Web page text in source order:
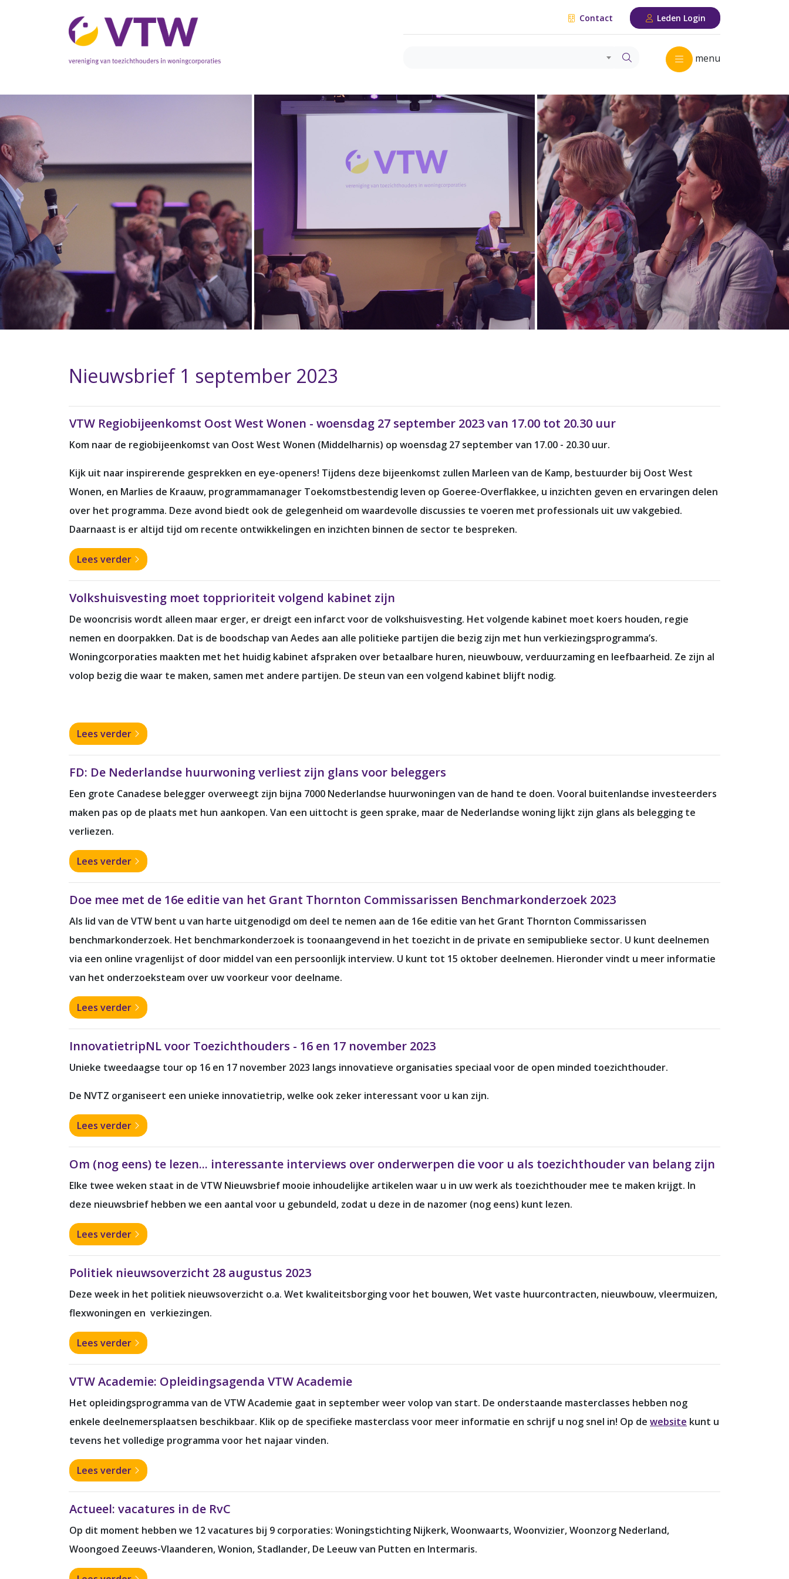
Contact Leden Login
menu
Nieuwsbrief 1 september 2023
VTW Regiobijeenkomst Oost West Wonen - woensdag 27 september 2023 van 17.00 tot 20.30 uur
Kom naar de regiobijeenkomst van Oost West Wonen (Middelharnis) op woensdag 27 september van 17.00 - 20.30 uur.
Kijk uit naar inspirerende gesprekken en eye-openers! Tijdens deze bijeenkomst zullen Marleen van de Kamp, bestuurder bij Oost West
Wonen, en Marlies de Kraauw, programmamanager Toekomstbestendig leven op Goeree-Overflakkee, u inzichten geven en ervaringen delen
over het programma. Deze avond biedt ook de gelegenheid om waardevolle discussies te voeren met professionals uit uw vakgebied.
Daarnaast is er altijd tijd om recente ontwikkelingen en inzichten binnen de sector te bespreken.
Lees verder
Volkshuisvesting moet topprioriteit volgend kabinet zijn
De wooncrisis wordt alleen maar erger, er dreigt een infarct voor de volkshuisvesting. Het volgende kabinet moet koers houden, regie
nemen en doorpakken. Dat is de boodschap van Aedes aan alle politieke partijen die bezig zijn met hun verkiezingsprogramma’s.
Woningcorporaties maakten met het huidig kabinet afspraken over betaalbare huren, nieuwbouw, verduurzaming en leefbaarheid. Ze zijn al
volop bezig die waar te maken, samen met andere partijen. De steun van een volgend kabinet blijft nodig.
Lees verder
FD: De Nederlandse huurwoning verliest zijn glans voor beleggers
Een grote Canadese belegger overweegt zijn bijna 7000 Nederlandse huurwoningen van de hand te doen. Vooral buitenlandse investeerders
maken pas op de plaats met hun aankopen. Van een uittocht is geen sprake, maar de Nederlandse woning lijkt zijn glans als belegging te
verliezen.
Lees verder
Doe mee met de 16e editie van het Grant Thornton Commissarissen Benchmarkonderzoek 2023
Als lid van de VTW bent u van harte uitgenodigd om deel te nemen aan de 16e editie van het Grant Thornton Commissarissen
benchmarkonderzoek. Het benchmarkonderzoek is toonaangevend in het toezicht in de private en semipublieke sector. U kunt deelnemen
via een online vragenlijst of door middel van een persoonlijk interview. U kunt tot 15 oktober deelnemen. Hieronder vindt u meer informatie
van het onderzoeksteam over uw voorkeur voor deelname.
Lees verder
InnovatietripNL voor Toezichthouders - 16 en 17 november 2023
Unieke tweedaagse tour op 16 en 17 november 2023 langs innovatieve organisaties speciaal voor de open minded toezichthouder.
De NVTZ organiseert een unieke innovatietrip, welke ook zeker interessant voor u kan zijn.
Lees verder
Om (nog eens) te lezen... interessante interviews over onderwerpen die voor u als toezichthouder van belang zijn
Elke twee weken staat in de VTW Nieuwsbrief mooie inhoudelijke artikelen waar u in uw werk als toezichthouder mee te maken krijgt. In
deze nieuwsbrief hebben we een aantal voor u gebundeld, zodat u deze in de nazomer (nog eens) kunt lezen.
Lees verder
Politiek nieuwsoverzicht 28 augustus 2023
Deze week in het politiek nieuwsoverzicht o.a. Wet kwaliteitsborging voor het bouwen, Wet vaste huurcontracten, nieuwbouw, vleermuizen,
flexwoningen en verkiezingen.
Lees verder
VTW Academie: Opleidingsagenda VTW Academie
Het opleidingsprogramma van de VTW Academie gaat in september weer volop van start. De onderstaande masterclasses hebben nog
enkele deelnemersplaatsen beschikbaar. Klik op de specifieke masterclass voor meer informatie en schrijf u nog snel in! Op de website kunt u
tevens het volledige programma voor het najaar vinden.
Lees verder
Actueel: vacatures in de RvC
Op dit moment hebben we 12 vacatures bij 9 corporaties: Woningstichting Nijkerk, Woonwaarts, Woonvizier, Woonzorg Nederland,
Woongoed Zeeuws-Vlaanderen, Wonion, Stadlander, De Leeuw van Putten en Intermaris.